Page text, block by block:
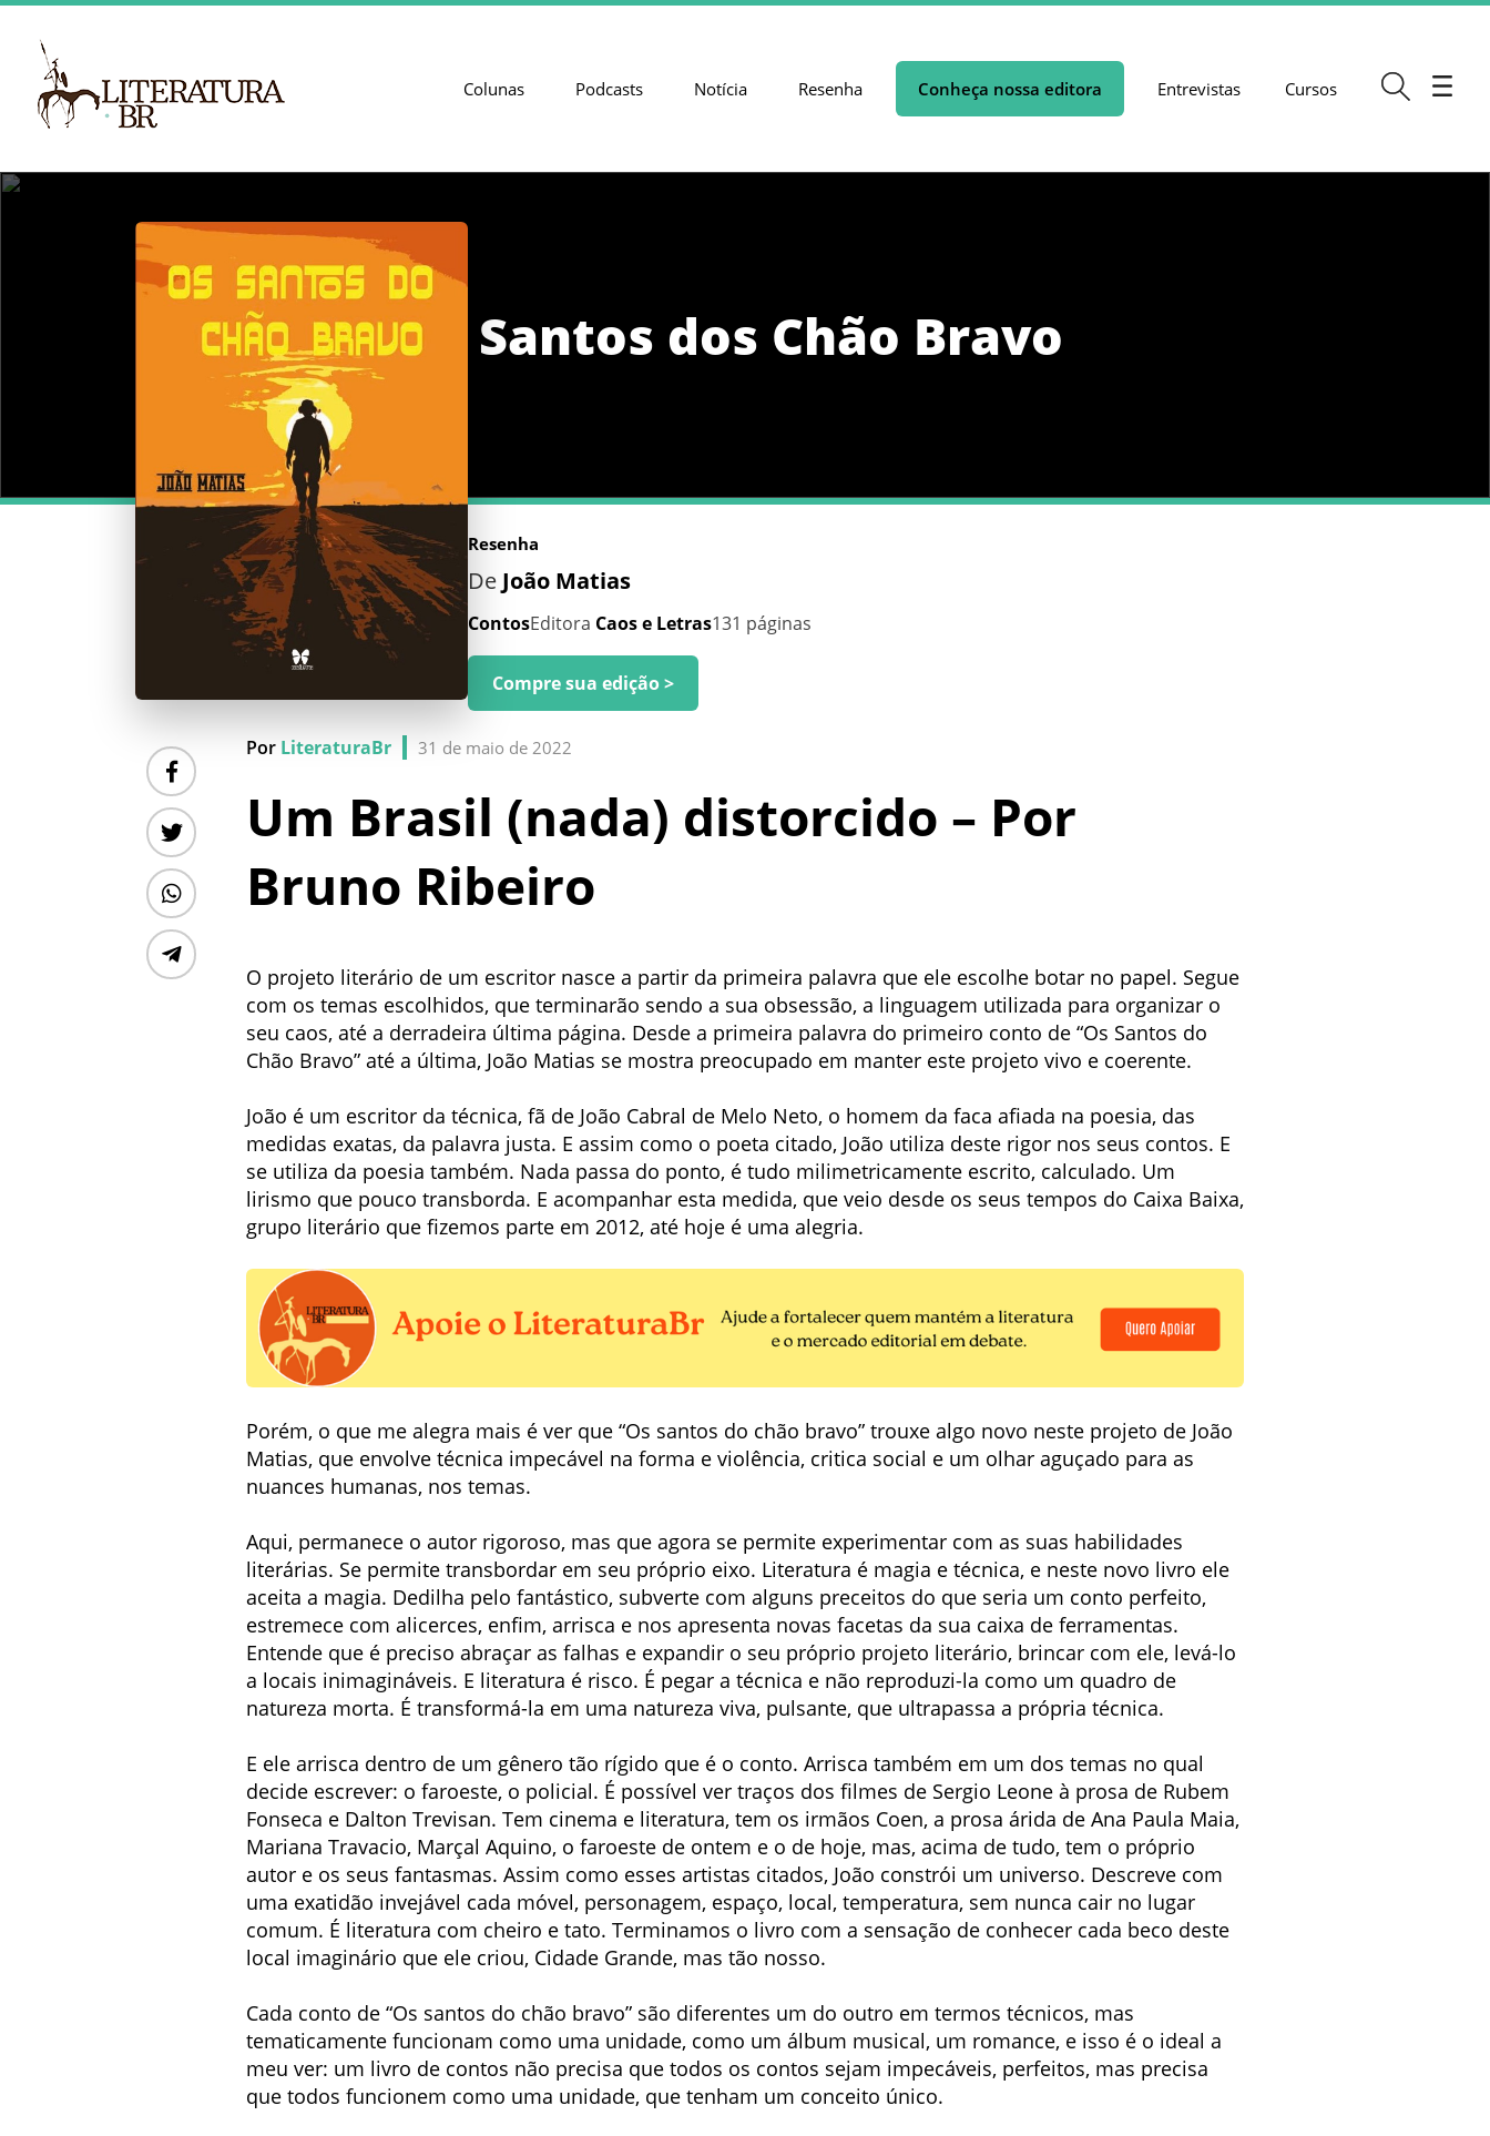
Colunas Podcasts Notícia Resenha Conheça nossa editora Entrevistas Cursos
Os Santos dos Chão Bravo
Resenha
De João Matias
ContosEditora Caos e Letras131 páginas
Compre sua edição >
Por LiteraturaBr 31 de maio de 2022
Um Brasil (nada) distorcido – Por
Bruno Ribeiro
O projeto literário de um escritor nasce a partir da primeira palavra que ele escolhe botar no papel. Segue
com os temas escolhidos, que terminarão sendo a sua obsessão, a linguagem utilizada para organizar o
seu caos, até a derradeira última página. Desde a primeira palavra do primeiro conto de “Os Santos do
Chão Bravo” até a última, João Matias se mostra preocupado em manter este projeto vivo e coerente.
João é um escritor da técnica, fã de João Cabral de Melo Neto, o homem da faca afiada na poesia, das
medidas exatas, da palavra justa. E assim como o poeta citado, João utiliza deste rigor nos seus contos. E
se utiliza da poesia também. Nada passa do ponto, é tudo milimetricamente escrito, calculado. Um
lirismo que pouco transborda. E acompanhar esta medida, que veio desde os seus tempos do Caixa Baixa,
grupo literário que fizemos parte em 2012, até hoje é uma alegria.
Porém, o que me alegra mais é ver que “Os santos do chão bravo” trouxe algo novo neste projeto de João
Matias, que envolve técnica impecável na forma e violência, critica social e um olhar aguçado para as
nuances humanas, nos temas.
Aqui, permanece o autor rigoroso, mas que agora se permite experimentar com as suas habilidades
literárias. Se permite transbordar em seu próprio eixo. Literatura é magia e técnica, e neste novo livro ele
aceita a magia. Dedilha pelo fantástico, subverte com alguns preceitos do que seria um conto perfeito,
estremece com alicerces, enfim, arrisca e nos apresenta novas facetas da sua caixa de ferramentas.
Entende que é preciso abraçar as falhas e expandir o seu próprio projeto literário, brincar com ele, levá-lo
a locais inimagináveis. E literatura é risco. É pegar a técnica e não reproduzi-la como um quadro de
natureza morta. É transformá-la em uma natureza viva, pulsante, que ultrapassa a própria técnica.
E ele arrisca dentro de um gênero tão rígido que é o conto. Arrisca também em um dos temas no qual
decide escrever: o faroeste, o policial. É possível ver traços dos filmes de Sergio Leone à prosa de Rubem
Fonseca e Dalton Trevisan. Tem cinema e literatura, tem os irmãos Coen, a prosa árida de Ana Paula Maia,
Mariana Travacio, Marçal Aquino, o faroeste de ontem e o de hoje, mas, acima de tudo, tem o próprio
autor e os seus fantasmas. Assim como esses artistas citados, João constrói um universo. Descreve com
uma exatidão invejável cada móvel, personagem, espaço, local, temperatura, sem nunca cair no lugar
comum. É literatura com cheiro e tato. Terminamos o livro com a sensação de conhecer cada beco deste
local imaginário que ele criou, Cidade Grande, mas tão nosso.
Cada conto de “Os santos do chão bravo” são diferentes um do outro em termos técnicos, mas
tematicamente funcionam como uma unidade, como um álbum musical, um romance, e isso é o ideal a
meu ver: um livro de contos não precisa que todos os contos sejam impecáveis, perfeitos, mas precisa
que todos funcionem como uma unidade, que tenham um conceito único.